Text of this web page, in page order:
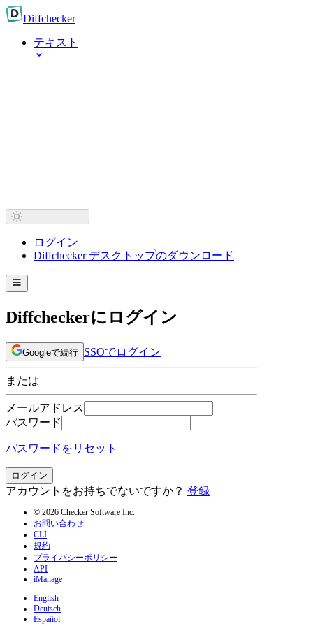
Diffchecker
テキスト
ログイン
Diffchecker デスクトップのダウンロード
Diffcheckerにログイン
Googleで続行 SSOでログイン
または
メールアドレス
パスワード
パスワードをリセット
ログイン
アカウントをお持ちでないですか？ 登録
© 2026 Checker Software Inc.
お問い合わせ
CLI
規約
プライバシーポリシー
API
iManage
English
Deutsch
Español